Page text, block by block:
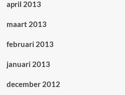
april 2013
maart 2013
februari 2013
januari 2013
december 2012